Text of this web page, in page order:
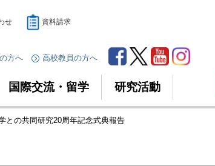
せ 資料請求
方へ 高校教員の方へ
国際交流・留学 研究活動
との共同研究20周年記念式典報告